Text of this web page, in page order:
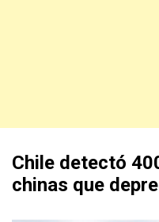
Chile detectó
chinas que